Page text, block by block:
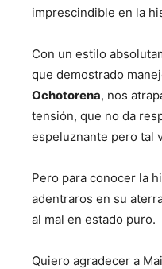
imprescindible en la
Con un estilo
que demostrado
Ochotorena, nos
tensión, que no da
espeluznante pero tal
Pero para conocer la
adentraros en su
al mal en estado puro.
Quiero agradecer a